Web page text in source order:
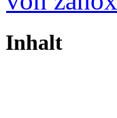
Inhalt